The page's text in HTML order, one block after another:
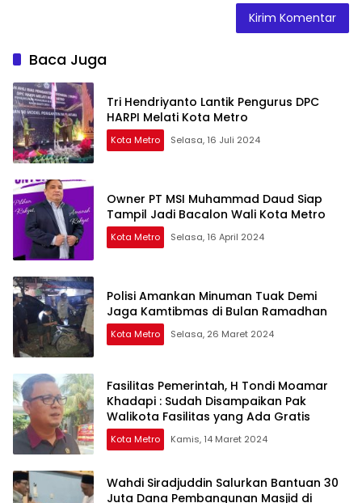
Baca Juga
Tri Hendriyanto Lantik Pengurus DPC
HARPI Melati Kota Metro
Kota Metro Selasa, 16 Juli 2024
Owner PT MSI Muhammad Daud Siap
Tampil Jadi Bacalon Wali Kota Metro
Kota Metro Selasa, 16 April 2024
Polisi Amankan Minuman Tuak Demi
Jaga Kamtibmas di Bulan Ramadhan
Kota Metro Selasa, 26 Maret 2024
Fasilitas Pemerintah, H Tondi Moamar
Khadapi : Sudah Disampaikan Pak
Walikota Fasilitas yang Ada Gratis
Kota Metro Kamis, 14 Maret 2024
Wahdi Siradjuddin Salurkan Bantuan 30
Juta Dana Pembangunan Masjid di